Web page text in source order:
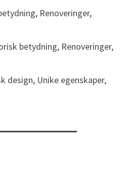
Renoveringer,
betydning, Renoveringer,
design, Unike egenskaper,